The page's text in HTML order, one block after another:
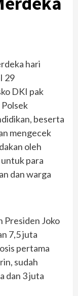
hari
29
DKI pak
beserta
mengecek
oleh
para
dan warga
Presiden Joko
7,5 juta
pertama
sudah
dan 3 juta